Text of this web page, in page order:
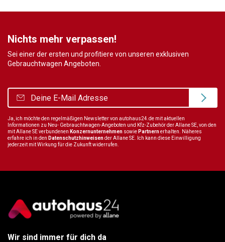
Nichts mehr verpassen!
Sei einer der ersten und profitiere von unseren exklusiven
Gebrauchtwagen Angeboten.
Ja, ich möchte den regelmäßigen Newsletter von autohaus24.de mit aktuellen
Informationen zu Neu- Gebrauchtwagen-Angeboten und Kfz-Zubehör der Allane SE, von den
mit Allane SE verbundenen Konzernunternehmen sowie Partnernerhalten. Näheres
erfahre ich in den Datenschutzhinweisender Allane SE. Ich kann diese Einwilligung
jederzeit mit Wirkung für die Zukunft widerrufen.
Wir sind immer für dich da